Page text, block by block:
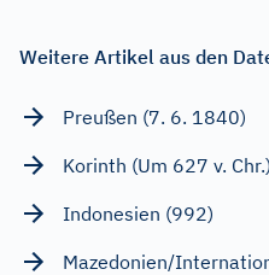
Weitere Artikel aus den
Preußen (7. 6. 1840)
Korinth (Um 627 v. Chr.)
Indonesien (992)
Mazedonien/